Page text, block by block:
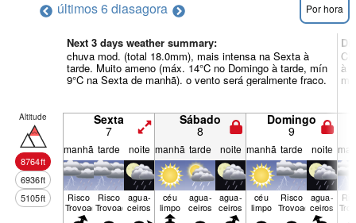
últimos 6 diasagora Por hora
Next 3 days weather summary:
chuva mod. (total 18.0mm), mais intensa na Sexta à
tarde. Muito ameno (máx. 14°C no Domingo à tarde, mín
9°C na Sexta de manhã). o vento será geralmente fraco.
à
Altitude
8764ft
6936ft
5105ft
Sexta
7
Sábado
8
Domingo
9
manhã tarde noite manhã tarde noite manhã tarde noite
Risco
Trovoada
Risco
Trovoada
agua­
ceiros
céu
limpo
agua­
ceiros
agua­
ceiros
céu
limpo
Risco
Trovoada
agua­
ceiros